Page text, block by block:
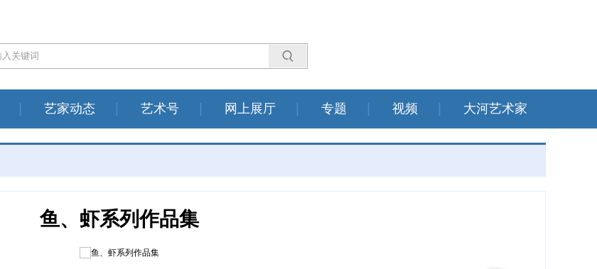
艺家动态 艺术号 网上展厅 专题 视频 大河艺术家
鱼、虾系列作品集